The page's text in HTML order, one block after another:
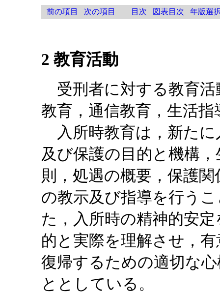
前の項目 次の項目 目次 図表目次 年版選
2 教育活動
受刑者に対する教育活
教育，通信教育，生活
入所時教育は，新たに
及び保護の目的と機構
則，処遇の概要，保護
の教示及び指導を行う
た，入所時の精神的安
的と実際を理解させ，
復帰するための適切な
ととしている。